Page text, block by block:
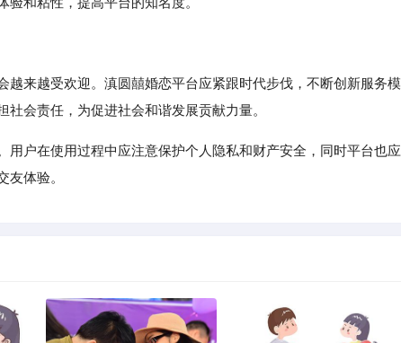
越来越受欢迎。滇圆囍婚恋平台应紧跟时代步伐，不断创新服务模
会责任，为促进社会和谐发展贡献力量。
户在使用过程中应注意保护个人隐私和财产安全，同时平台也应
体验。